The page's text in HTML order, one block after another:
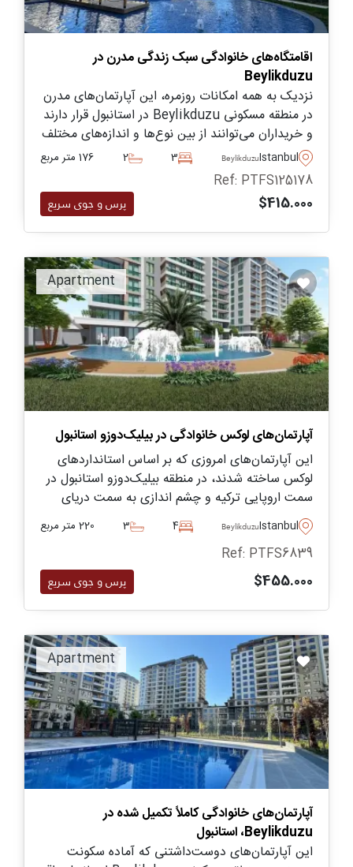
اقامتگاه‌های خانوادگی سبک زندگی مدرن در
Beylikduzu
نزدیک به همه امکانات روزمره، این آپارتمان‌های مدرن
در منطقه مسکونی Beylikduzu در استانبول قرار دارند
و خریداران می‌توانند از بین نوع‌ها و اندازه‌های مختلف
انتخاب کنند.
Istanbul
Beylikduzu
3
2 176 متر مربع
Ref: PTFS125178
$415.000 پرس و جوی سریع
Apartment
آپارتمان‌های لوکس خانوادگی در بیلیک‌دوزو استانبول
این آپارتمان‌های امروزی که بر اساس استانداردهای
لوکس ساخته شدند، در منطقه بیلیک‌دوزو استانبول در
سمت اروپایی ترکیه و چشم اندازی به سمت دریای
مرمره دارند.
Istanbul
Beylikduzu
4
3 220 متر مربع
Ref: PTFS6839
$455.000 پرس و جوی سریع
Apartment
آپارتمان‌های خانوادگی کاملاً تکمیل شده در
Beylikduzu، استانبول
این آپارتمان‌های دوست‌داشتنی که آماده سکونت